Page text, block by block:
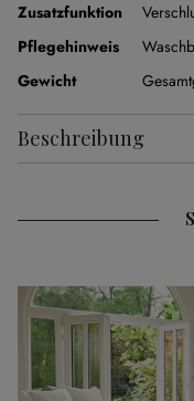
Zusatzfunktion
Pflegehinweis
Gewicht
Beschreibung